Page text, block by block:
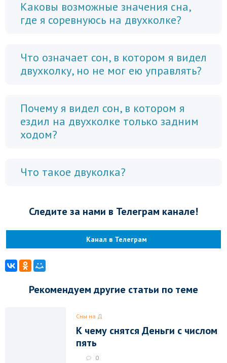
Каковы возможные значения сна,
где я соревнуюсь на двухколке?
Что означает сон, в котором я видел
двухколку, но не мог ею управлять?
Почему я видел сон, в котором я
ездил на двухколке только задним
ходом?
Что такое двуколка?
Следите за нами в Телеграм канале!
Канал в Телеграм
Рекомендуем другие статьи по теме
Сны на Д
К чему снятся Деньги с числом
пять
0